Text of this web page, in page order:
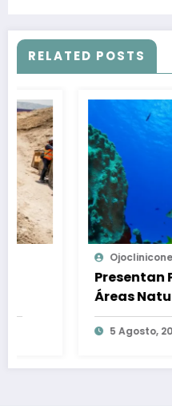
RELATED POSTS
Ojocliniconews.com
Presentan
Áreas Naturales
-2030 para México
5 Agosto, 2026